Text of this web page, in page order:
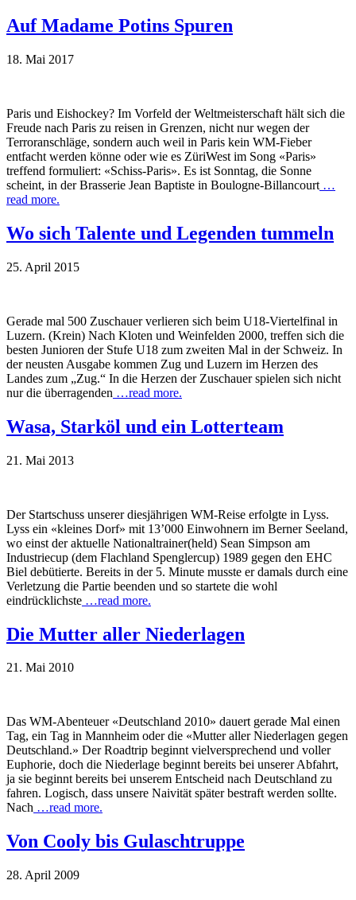
Auf Madame Potins Spuren
18. Mai 2017
Paris und Eishockey? Im Vorfeld der Weltmeisterschaft hält sich die
Freude nach Paris zu reisen in Grenzen, nicht nur wegen der
Terroranschläge, sondern auch weil in Paris kein WM-Fieber
entfacht werden könne oder wie es ZüriWest im Song «Paris»
treffend formuliert: «Schiss-Paris». Es ist Sonntag, die Sonne
scheint, in der Brasserie Jean Baptiste in Boulogne-Billancourt …
read more.
Wo sich Talente und Legenden tummeln
25. April 2015
Gerade mal 500 Zuschauer verlieren sich beim U18-Viertelfinal in
Luzern. (Krein) Nach Kloten und Weinfelden 2000, treffen sich die
besten Junioren der Stufe U18 zum zweiten Mal in der Schweiz. In
der neusten Ausgabe kommen Zug und Luzern im Herzen des
Landes zum „Zug.“ In die Herzen der Zuschauer spielen sich nicht
nur die überragenden …read more.
Wasa, Starköl und ein Lotterteam
21. Mai 2013
Der Startschuss unserer diesjährigen WM-Reise erfolgte in Lyss.
Lyss ein «kleines Dorf» mit 13’000 Einwohnern im Berner Seeland,
wo einst der aktuelle Nationaltrainer(held) Sean Simpson am
Industriecup (dem Flachland Spenglercup) 1989 gegen den EHC
Biel debütierte. Bereits in der 5. Minute musste er damals durch eine
Verletzung die Partie beenden und so startete die wohl
eindrücklichste …read more.
Die Mutter aller Niederlagen
21. Mai 2010
Das WM-Abenteuer «Deutschland 2010» dauert gerade Mal einen
Tag, ein Tag in Mannheim oder die «Mutter aller Niederlagen gegen
Deutschland.» Der Roadtrip beginnt vielversprechend und voller
Euphorie, doch die Niederlage beginnt bereits bei unserer Abfahrt,
ja sie beginnt bereits bei unserem Entscheid nach Deutschland zu
fahren. Logisch, dass unsere Naivität später bestraft werden sollte.
Nach …read more.
Von Cooly bis Gulaschtruppe
28. April 2009